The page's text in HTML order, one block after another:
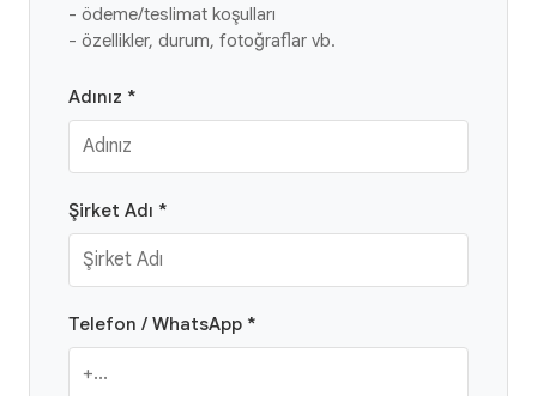
- ödeme/teslimat koşulları
- özellikler, durum, fotoğraflar vb.
Adınız *
Şirket Adı *
Telefon / WhatsApp *